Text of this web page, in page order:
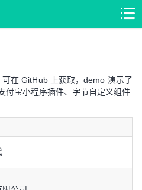
在 GitHub 上获取，demo 演示了
付宝小程序插件、字节自定义组件